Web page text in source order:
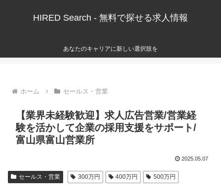
HIRED Search - 無料で探せる求人情報
あなたのキャリアに新しい選択肢を
ホーム セールス・営業
【業界未経験歓迎】求人広告営業/営業経
験を活かして企業の採用支援をサポート/
富山県富山営業所
2025.05.07
セールス・営業 300万円 400万円 500万円